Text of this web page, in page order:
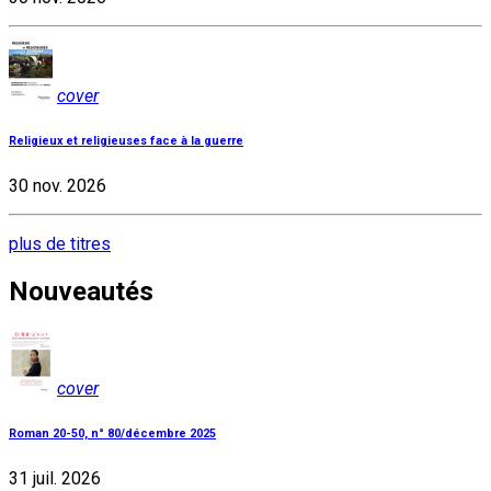
cover
Religieux et religieuses face à la guerre
30 nov. 2026
plus de titres
Nouveautés
cover
Roman 20-50, n° 80/décembre 2025
31 juil. 2026